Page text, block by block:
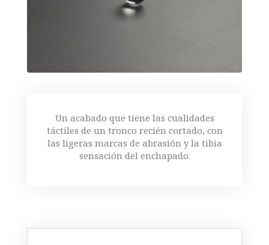
Un acabado que tiene las cualidades
táctiles de un tronco recién cortado, con
las ligeras marcas de abrasión y la tibia
sensación del enchapado.